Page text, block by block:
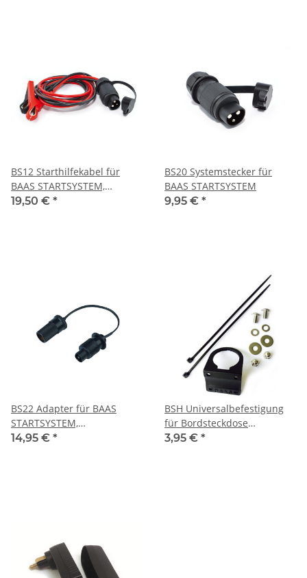
BS12 Starthilfekabel für
BAAS STARTSYSTEM,
Systemstecker - Zangen
19,50 € *
BS20 Systemstecker für
BAAS STARTSYSTEM
9,95 € *
BS22 Adapter für BAAS
STARTSYSTEM,
Systemstecker -
14,95 € *
BSH Universalbefestigung
für Bordsteckdose
BS10/BS11
3,95 € *